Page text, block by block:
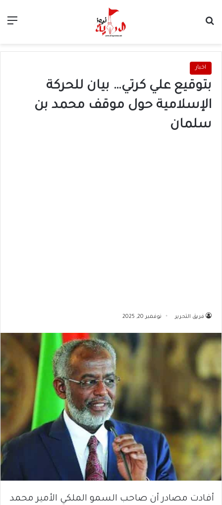
اخبار
بتوقيع علي كرتي… بيان للحركة
الإسلامية حول موقف محمد بن
سلمان
فريق التحرير نوفمبر 20, 2025
أفادت مصادر أن صاحب السمو الملكي الأمير محمد